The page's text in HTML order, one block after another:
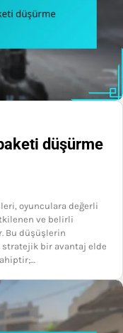
düşürme
oyunculara değerli
ve belirli
Bu düşüşlerin
stratejik bir avantaj elde